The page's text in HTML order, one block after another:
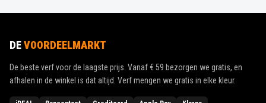
DEVOORDEELMARKT
De beste verf voor de laagste prijs. Vanaf€ 59 bezorgen we gratis, en
afhalen in de winkel is dat altijd. Verf mengen we gratis in elke kleur.